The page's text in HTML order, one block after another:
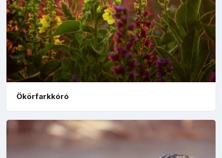
Ökörfarkkóró